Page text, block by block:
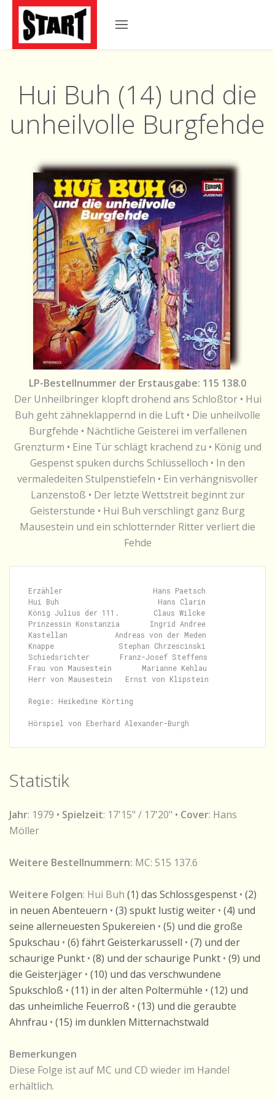
Hui Buh (14) und die
unheilvolle Burgfehde
LP-Bestellnummer der Erstausgabe: 115 138.0
Der Unheilbringer klopft drohend ans Schloßtor • Hui
Buh geht zähneklappernd in die Luft • Die unheilvolle
Burgfehde • Nächtliche Geisterei im verfallenen
Grenzturm • Eine Tür schlägt krachend zu • König und
Gespenst spuken durchs Schlüsselloch • In den
vermaledeiten Stulpenstiefeln • Ein verhängnisvoller
Lanzenstoß • Der letzte Wettstreit beginnt zur
Geisterstunde • Hui Buh verschlingt ganz Burg
Mausestein und ein schlotternder Ritter verliert die
Fehde
Erzähler                     Hans Paetsch
Hui Buh                       Hans Clarin
König Julius der 111.        Claus Wilcke
Prinzessin Konstanzia       Ingrid Andree
Kastellan           Andreas von der Meden
Knappe               Stephan Chrzescinski
Schiedsrichter       Franz-Josef Steffens
Frau von Mausestein       Marianne Kehlau
Herr von Mausestein   Ernst von Klipstein
Regie: Heikedine Körting
Statistik
Jahr: 1979 • Spielzeit: 17'15" / 17'20" • Cover: Hans
Möller
Weitere Bestellnummern: MC: 515 137.6
Weitere Folgen: Hui Buh (1) das Schlossgespenst • (2)
in neuen Abenteuern • (3) spukt lustig weiter • (4) und
seine allerneuesten Spukereien • (5) und die große
Spukschau • (6) fährt Geisterkarussell • (7) und der
schaurige Punkt • (8) und der schaurige Punkt • (9) und
die Geisterjäger • (10) und das verschwundene
Spukschloß • (11) in der alten Poltermühle • (12) und
das unheimliche Feuerroß • (13) und die geraubte
Ahnfrau • (15) im dunklen Mitternachstwald
Bemerkungen
Diese Folge ist auf MC und CD wieder im Handel
erhältlich.